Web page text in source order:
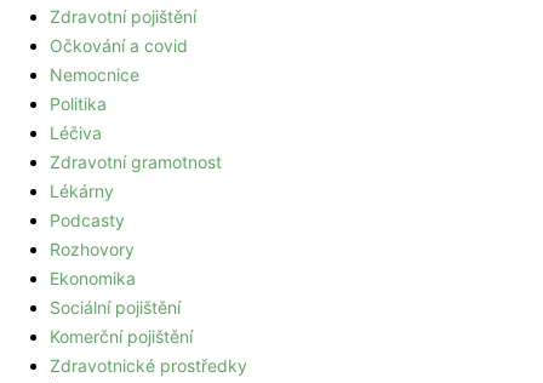
Zdravotní pojištění
Očkování a covid
Nemocnice
Politika
Léčiva
Zdravotní gramotnost
Lékárny
Podcasty
Rozhovory
Ekonomika
Sociální pojištění
Komerční pojištění
Zdravotnické prostředky